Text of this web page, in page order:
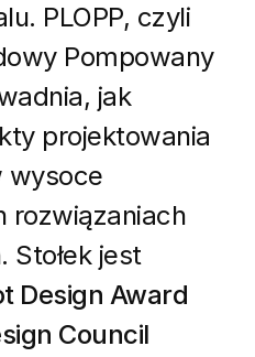
PLOPP, czyli
Pompowany
jak
projektowania
wysoce
rozwiązaniach
Stołek jest
Design Award
Council